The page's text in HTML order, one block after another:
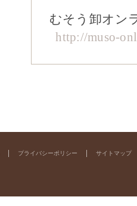
むそう卸オン
http://muso-
プライバシーポリシー サイトマップ